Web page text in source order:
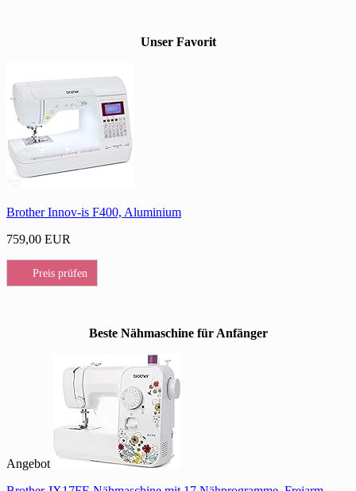
Unser Favorit
Brother Innov-is F400, Aluminium
759,00 EUR
Preis prüfen
Beste Nähmaschine für Anfänger
Angebot